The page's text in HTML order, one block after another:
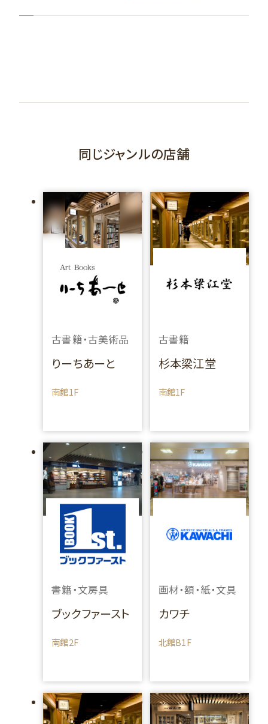
同じジャンルの店舗
古書籍・古美術品
りーちあーと
南館1F
古書籍
杉本梁江堂
南館1F
書籍・文房具
ブックファースト
南館2F
画材・額・紙・文具
カワチ
北館B1F